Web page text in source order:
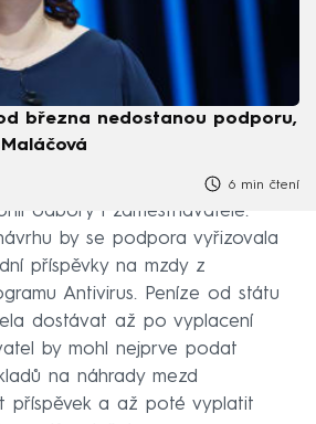
března nedostanou podporu,
6 min čtení
odbory i zaměstnavatelé.
by se podpora vyřizovala
příspěvky na mzdy z
Antivirus. Peníze od státu
dostávat až po vyplacení
by mohl nejprve podat
na náhrady mezd
příspěvek a až poté vyplatit